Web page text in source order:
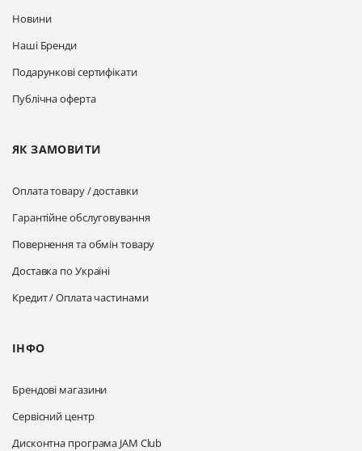
Новини
Наші Бренди
Подарункові сертифікати
Публічна оферта
ЯК ЗАМОВИТИ
Оплата товару / доставки
Гарантійне обслуговування
Повернення та обмін товару
Доставка по Україні
Кредит / Оплата частинами
ІНФО
Брендові магазини
Сервісний центр
Дисконтна програма JAM Club